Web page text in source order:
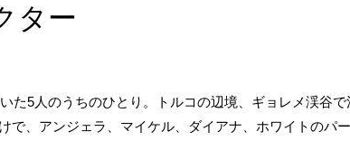
ター
た5人のうちのひとり。トルコの辺境、ギョレメ渓谷
で、アンジェラ、マイケル、ダイアナ、ホワイトのパ